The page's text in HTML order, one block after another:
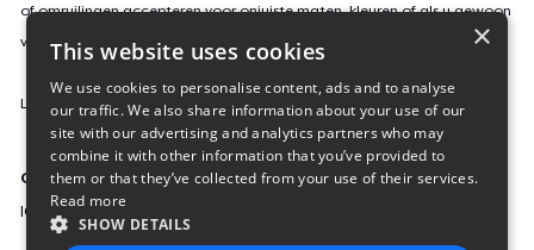
of omruilingen accepteren voor onjuiste maten, kleuren of als u gewoon
van gedachten verandert.
Lees hier meer over onze retourvoorwaarden.
Campagne-ID
ICE-POLICE
×
This website uses cookies
We use cookies to personalise content, ads and to analyse
our traffic. We also share information about your use of our
site with our advertising and analytics partners who may
combine it with other information that you’ve provided to
them or that they’ve collected from your use of their services.
Read more
SHOW DETAILS